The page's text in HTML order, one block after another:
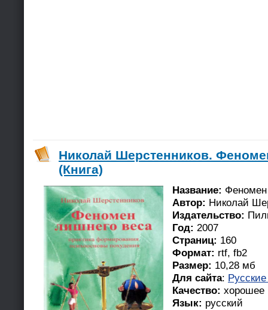
Николай Шерстенников.
(Книга)
Название:
Автор: Николай
Издательство:
Год: 2007
Страниц: 160
Формат: rtf, fb2
Размер: 10,28 мб
Для сайта: Русские
Качество: хорошее
Язык: русский